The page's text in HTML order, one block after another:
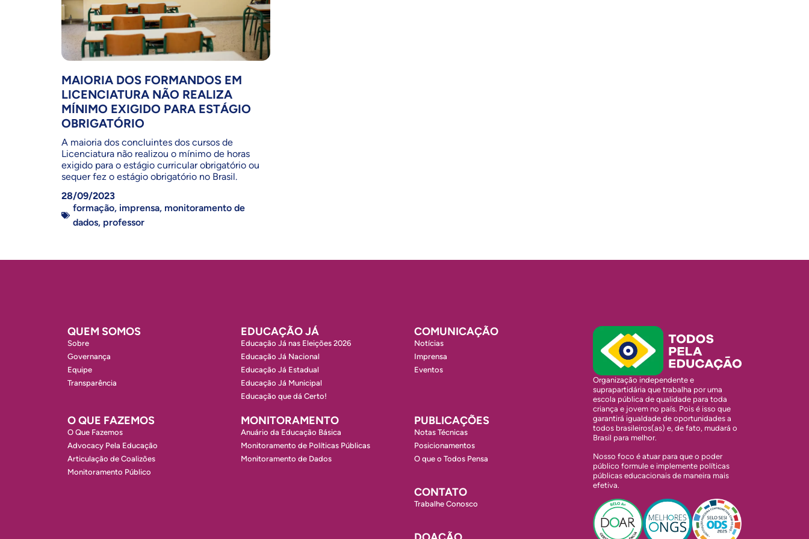
MAIORIA DOS FORMANDOS EM
LICENCIATURA NÃO REALIZA
MÍNIMO EXIGIDO PARA ESTÁGIO
OBRIGATÓRIO
A maioria dos concluintes dos cursos de
Licenciatura não realizou o mínimo de horas
exigido para o estágio curricular obrigatório ou
sequer fez o estágio obrigatório no Brasil.
28/09/2023
formação, imprensa, monitoramento de
dados, professor
QUEM SOMOS
Sobre
Governança
Equipe
Transparência
EDUCAÇÃO JÁ
Educação Já nas Eleições 2026
Educação Já Nacional
Educação Já Estadual
Educação Já Municipal
Educação que dá Certo!
COMUNICAÇÃO
Notícias
Imprensa
Eventos
O QUE FAZEMOS
O Que Fazemos
Advocacy Pela Educação
Articulação de Coalizões
Monitoramento Público
MONITORAMENTO
Anuário da Educação Básica
Monitoramento de Políticas Públicas
Monitoramento de Dados
PUBLICAÇÕES
Notas Técnicas
Posicionamentos
O que o Todos Pensa
CONTATO
Trabalhe Conosco
Organização independente e
suprapartidária que trabalha por uma
escola pública de qualidade para toda
criança e jovem no país. Pois é isso que
garantirá igualdade de oportunidades a
todos brasileiros(as) e, de fato, mudará o
Brasil para melhor.
Nosso foco é atuar para que o poder
público formule e implemente políticas
públicas educacionais de maneira mais
efetiva.